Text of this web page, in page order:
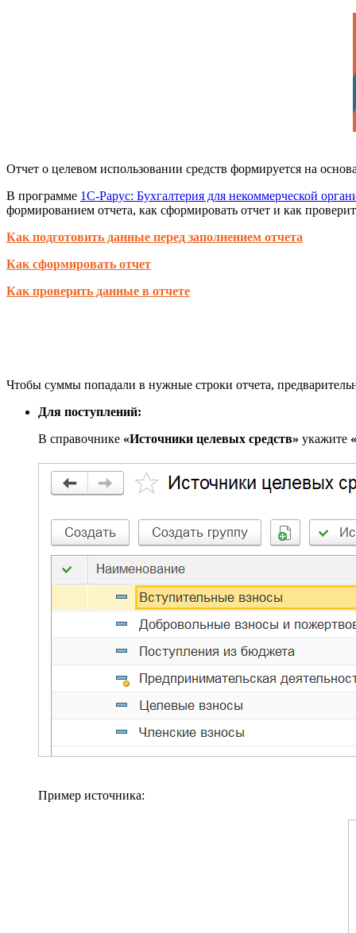
Отчет о целевом использовании средств формируется на
В программе 1С-Рарус: Бухгалтерия для некоммерческой
формированием отчета, как сформировать отчет и как
Как подготовить данные перед заполнением отчета
Как сформировать отчет
Как проверить данные в отчете
Чтобы суммы попадали в нужные строки отчета,
Для поступлений:
В справочнике «Источники целевых средств» укажите
Пример источника: